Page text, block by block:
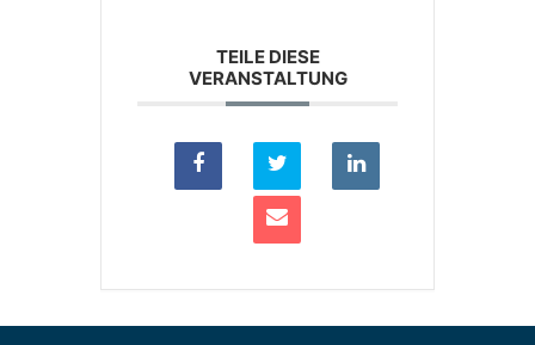
TEILE DIESE
VERANSTALTUNG